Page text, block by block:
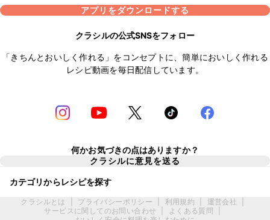
アプリをダウンロードする
クラシルの公式SNSをフォロー
「きちんとおいしく作れる」をコンセプトに、簡単においしく作れる
レシピ動画を毎日配信しています。
何かお気づきの点はありますか？
クラシルに意見を送る
カテゴリからレシピを探す
クラシルとは プライバシーポリシー 利用規約 運営会社
サービスに関してのお問い合わせ
よくある質問